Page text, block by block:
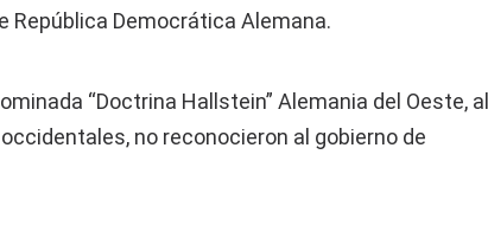
República Democrática Alemana.
“Doctrina Hallstein” Alemania del Oeste, al
no reconocieron al gobierno de